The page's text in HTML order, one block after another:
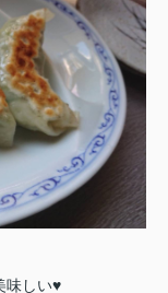
味しい♥